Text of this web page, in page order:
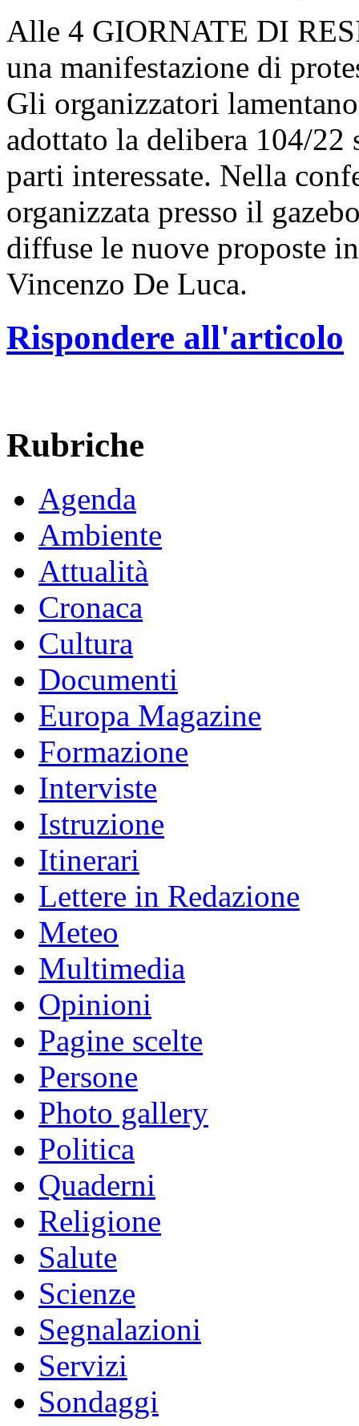
Alle 4 GIORNATE DI
una manifestazione di
Gli organizzatori
adottato la delibera 104/22
parti interessate. Nella
organizzata presso il
diffuse le nuove proposte
Vincenzo De Luca.
Rispondere all'articolo
Rubriche
Agenda
Ambiente
Attualità
Cronaca
Cultura
Documenti
Europa Magazine
Formazione
Interviste
Istruzione
Itinerari
Lettere in Redazione
Meteo
Multimedia
Opinioni
Pagine scelte
Persone
Photo gallery
Politica
Quaderni
Religione
Salute
Scienze
Segnalazioni
Servizi
Sondaggi